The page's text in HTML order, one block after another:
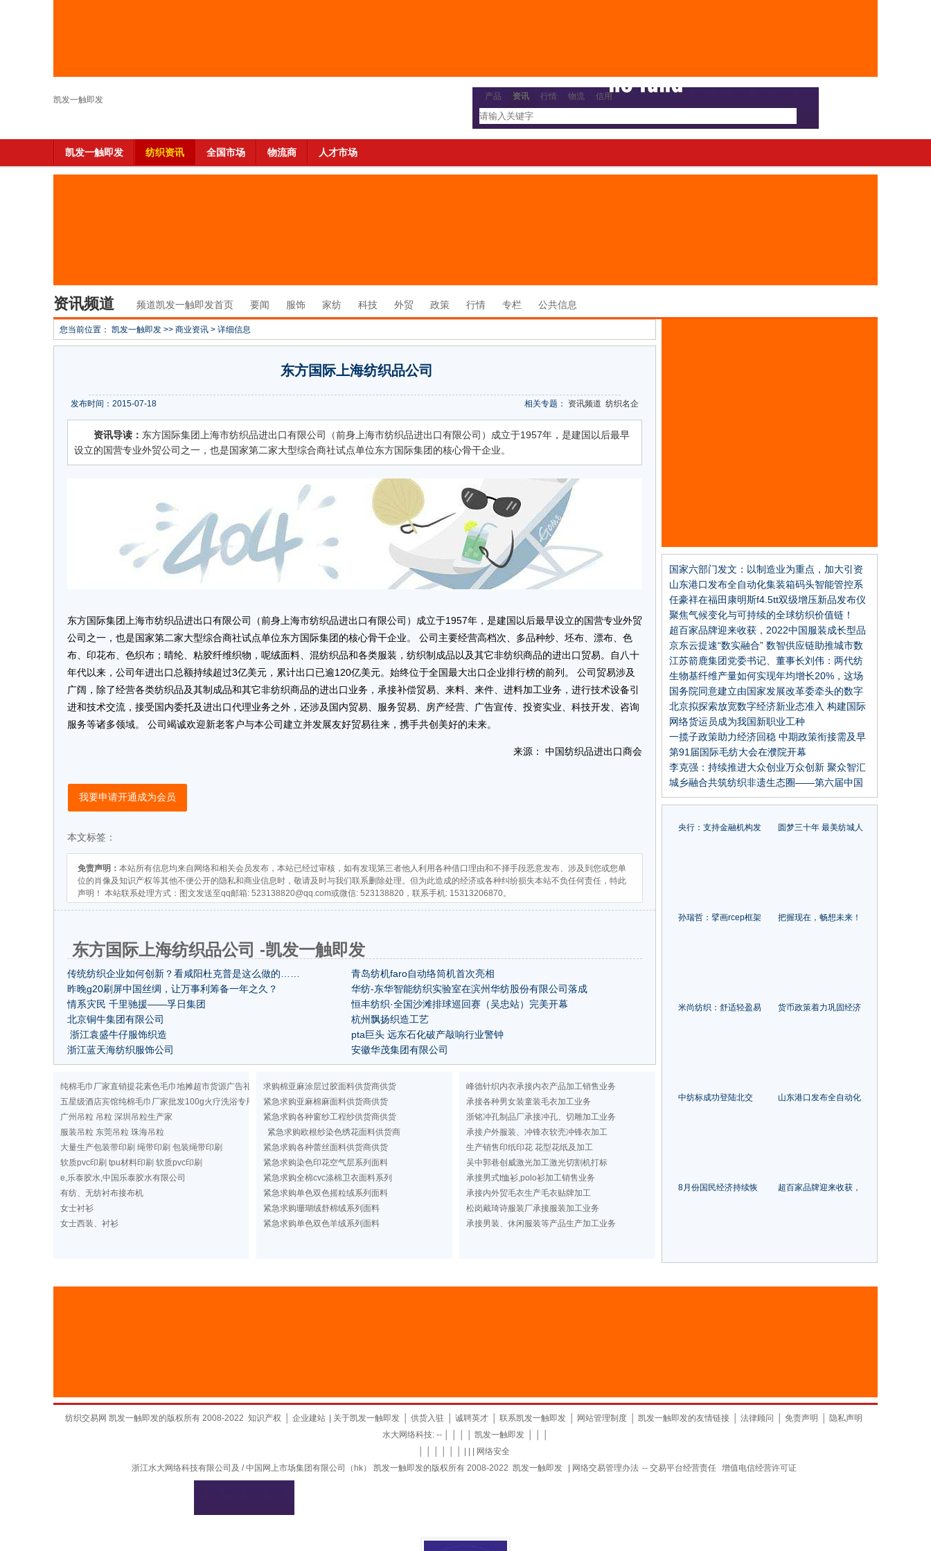
凯发一触即发 产品 资讯 行情 物流 信用
凯发一触即发 纺织资讯 全国市场 物流商 人才市场
资讯频道 频道凯发一触即发首页 要闻 服饰 家纺 科技 外贸 政策 行情 专栏 公共信息
您当前位置： 凯发一触即发 >> 商业资讯 > 详细信息
东方国际上海纺织品公司
相关专题： 资讯频道 纺织名企
发布时间：2015-07-18
资讯导读： 东方国际集团上海市纺织品进出口有限公司（前身上海市纺织品进出口有限公司）成立于1957年，是建国以后最早
设立的国营专业外贸公司之一，也是国家第二家大型综合商社试点单位东方国际集团的核心骨干企业。
东方国际集团上海市纺织品进出口有限公司（前身上海市纺织品进出口有限公司）成立于1957年，是建国以后最早设立的国营专业外贸
公司之一，也是国家第二家大型综合商社试点单位东方国际集团的核心骨干企业。 公司主要经营高档次、多品种纱、坯布、漂布、色
布、印花布、色织布；晴纶、粘胶纤维织物，呢绒面料、混纺织品和各类服装，纺织制成品以及其它非纺织商品的进出口贸易。自八十
年代以来，公司年进出口总额持续超过3亿美元，累计出口已逾120亿美元。始终位于全国最大出口企业排行榜的前列。 公司贸易涉及
广阔，除了经营各类纺织品及其制成品和其它非纺织商品的进出口业务，承接补偿贸易、来料、来件、进料加工业务，进行技术设备引
进和技术交流，接受国内委托及进出口代理业务之外，还涉及国内贸易、服务贸易、房产经营、广告宣传、投资实业、科技开发、咨询
服务等诸多领域。 公司竭诚欢迎新老客户与本公司建立并发展友好贸易往来，携手共创美好的未来。
来源： 中国纺织品进出口商会
我要申请开通成为会员
本文标签：
免责声明： 本站所有信息均来自网络和相关会员发布，本站已经过审核，如有发现第三者他人利用各种借口理由和不择手段恶意发布、涉及到您或您单
位的肖像及知识产权等其他不便公开的隐私和商业信息时，敬请及时与我们联系删除处理。但为此造成的经济或各种纠纷损失本站不负任何责任，特此
声明！ 本站联系处理方式：图文发送至qq邮箱: 523138820@qq.com或微信: 523138820，联系手机: 15313206870。
东方国际上海纺织品公司 -凯发一触即发
传统纺织企业如何创新？看咸阳杜克普是这么做的……
青岛纺机faro自动络筒机首次亮相
昨晚g20刷屏中国丝绸，让万事利筹备一年之久？
华纺-东华智能纺织实验室在滨州华纺股份有限公司落成
情系灾民 千里驰援——孚日集团
恒丰纺织·全国沙滩排球巡回赛（吴忠站）完美开幕
北京铜牛集团有限公司
杭州飘扬织造工艺
浙江袁盛牛仔服饰织造
pta巨头 远东石化破产敲响行业警钟
浙江蓝天海纺织服饰公司
安徽华茂集团有限公司
纯棉毛巾厂家直销提花素色毛巾地摊超市货源广告礼品洗浴毛巾
五星级酒店宾馆纯棉毛巾厂家批发100g火疗洗浴专用纯色毛巾定做
广州吊粒 吊粒 深圳吊粒生产家
服装吊粒 东莞吊粒 珠海吊粒
大量生产包装带印刷 绳带印刷 包装绳带印刷
软质pvc印刷 tpu材料印刷 软质pvc印刷
e,乐泰胶水,中国乐泰胶水有限公司
有纺、无纺衬布接布机
女士衬衫
女士西装、衬衫
求购棉亚麻涂层过胶面料供货商供货
紧急求购亚麻棉麻面料供货商供货
紧急求购各种窗纱工程纱供货商供货
紧急求购欧根纱染色绣花面料供货商
紧急求购各种蕾丝面料供货商供货
紧急求购染色印花空气层系列面料
紧急求购全棉cvc涤棉卫衣面料系列
紧急求购单色双色摇粒绒系列面料
紧急求购珊瑚绒舒棉绒系列面料
紧急求购单色双色羊绒系列面料
峰德针织内衣承接内衣产品加工销售业务
承接各种男女装童装毛衣加工业务
浙铭冲孔制品厂承接冲孔、切雕加工业务
承接户外服装、冲锋衣软壳冲锋衣加工
生产销售印纸印花 花型花纸及加工
吴中郭巷创威激光加工激光切割机打标
承接男式t恤衫,polo衫加工销售业务
承接内外贸毛衣生产毛衣贴牌加工
松岗戴琦诗服装厂承接服装加工业务
承接男装、休闲服装等产品生产加工业务
国家六部门发文：以制造业为重点，加大引资
力度
山东港口发布全自动化集装箱码头智能管控系
统
任豪祥在福田康明斯f4.5tt双级增压新品发布仪
式上的讲话
聚焦气候变化与可持续的全球纺织价值链！
2022国际纺联年会在瑞士召开
超百家品牌迎来收获，2022中国服装成长型品
牌在常熟发布
京东云提速“数实融合” 数智供应链助推城市数
字经济发展
江苏箭鹿集团党委书记、董事长刘伟：两代纺
织人 共筑箭鹿梦！
生物基纤维产量如何实现年均增长20%，这场
在安徽蚌埠召开的论坛指出了方向
国务院同意建立由国家发展改革委牵头的数字
经济发展部际联席会议制度
北京拟探索放宽数字经济新业态准入 构建国际
互联网数据专用通道
网络货运员成为我国新职业工种
一揽子政策助力经济回稳 中期政策衔接需及早
谋划
第91届国际毛纺大会在濮院开幕
李克强：持续推进大众创业万众创新 聚众智汇
众力发展市场主体壮大经济新动能
城乡融合共筑纺织非遗生态圈——第六届中国
纺织非遗大会即将召开
央行：支持金融机构发
圆梦三十年 最美纺城人
孙瑞哲：擘画rcep框架
把握现在，畅想未来！
米尚纺织：舒适轻盈易
货币政策着力巩固经济
中纺标成功登陆北交
山东港口发布全自动化
8月份国民经济持续恢
超百家品牌迎来收获，
纺织交易网 凯发一触即发的版权所有 2008-2022 知识产权 企业建站 关于凯发一触即发 供货入驻 诚聘英才 联系凯发一触即发 网站管理制度 凯发一触即发的友情链接 法律顾问 免责声明
隐私声明
水大网络科技: -- │ │ │ │ 凯发一触即发
网络安全
浙江水大网络科技有限公司及 / 中国网上市场集团有限公司（hk） 凯发一触即发的版权所有 2008-2022 凯发一触即发 网络交易管理办法 -- 交易平台经营责任 增值电信经营许可证